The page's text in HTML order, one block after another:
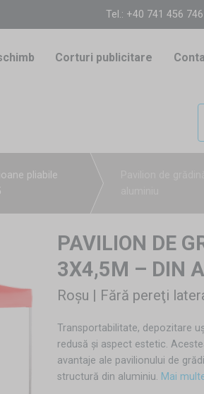
Tel.: +40 741 456 746
Corturi publicitare
pliabile
PAVILION DE
3X4,5M – DIN
Roșu | Fără pereţi
Transportabilitate, depozitare
redusă și aspect estetic.
avantaje ale pavilionului de
structură din aluminiu. Mai